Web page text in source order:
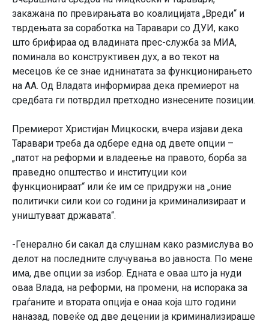
закажана по превирањата во коалицијата „Вреди“ и
тврдењата за соработка на Таравари со ДУИ, како
што брифираа од владината прес-служба за МИА,
поминала во конструктивен дух, а во текот на
месецов ќе се знае иднинатата за функционирањето
на АА. Од Владата информираа дека премиерот на
средбата ги потврдил претходно изнесените позиции.
Премиерот Христијан Мицкоски, вчера изјави дека
Таравари треба да одбере една од двете опции –
„патот на реформи и владеење на правото, борба за
праведно општество и институции кои
функционираат“ или ќе им се придружи на „оние
политички сили кои со години ја криминализираат и
уништуваат државата“.
-Генерално би сакал да слушнам како размислува во
делот на последните случувања во јавноста. По мене
има, две опции за избор. Едната е оваа што ја нуди
оваа Влада, на реформи, на промени, на испорака за
граѓаните и втората опција е онаа која што години
наназад, повеќе од две децении ја криминализираше